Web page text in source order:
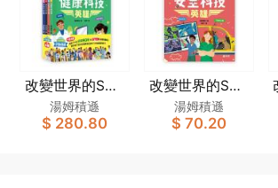
改變世界的STE
M職業套裝（一
套4冊）
湯姆積遜
$ 280.80
改變世界的STE
M職業：安全科
技英雄
湯姆積遜
$ 70.20